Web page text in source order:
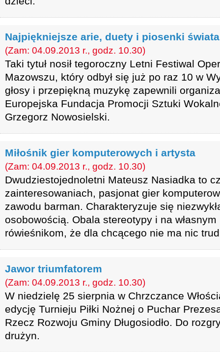
Najpiękniejsze arie, duety i piosenki świata
(Zam: 04.09.2013 r., godz. 10.30)
Taki tytuł nosił tegoroczny Letni Festiwal
Mazowszu, który odbył się już po raz 10 w
głosy i przepiękną muzykę zapewnili
Europejska Fundacja Promocji Sztuki
Grzegorz Nowosielski.
Miłośnik gier komputerowych i artysta
(Zam: 04.09.2013 r., godz. 10.30)
Dwudziestojednoletni Mateusz Nasiadka to
zainteresowaniach, pasjonat gier
zawodu barman. Charakteryzuje się
osobowością. Obala stereotypy i na własnym
rówieśnikom, że dla chcącego nie ma nic
Jawor triumfatorem
(Zam: 04.09.2013 r., godz. 10.30)
W niedzielę 25 sierpnia w Chrzczance
edycję Turnieju Piłki Nożnej o Puchar
Rzecz Rozwoju Gminy Długosiodło. Do
drużyn.